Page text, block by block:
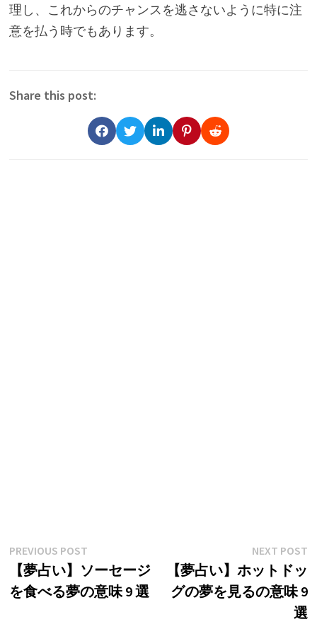
理し、これからのチャンスを逃さないように特に注
意を払う時でもあります。
Share this post:
投
稿
ナ
PREVIOUS POSTPrevious
post:
【夢占い】ソーセージ
を食べる夢の意味 9 選
NEXT POST
【夢占い】ホットドッ
グの夢を見るの意味 9
選